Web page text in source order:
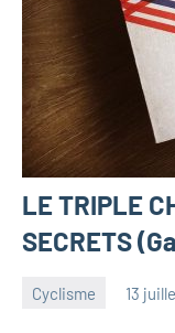
LE TRIPLE
SECRETS
Cyclisme 13